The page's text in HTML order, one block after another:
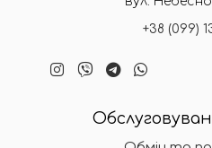
+38 (099)